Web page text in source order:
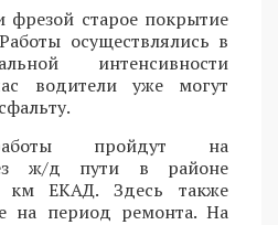
фрезой старое покрытие
осуществлялись в
интенсивности
водители уже могут
пройдут на
ж/д пути в районе
ЕКАД. Здесь также
на период ремонта. На